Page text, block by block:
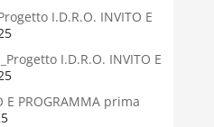
I.D.R.O. INVITO E
I.D.R.O. INVITO E
E PROGRAMMA prima